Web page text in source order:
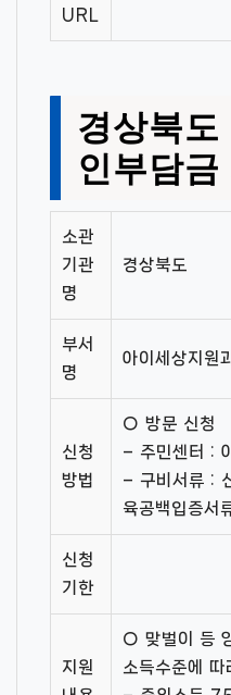
URL
경상북
인부담금
소관
기관
명
경상북도
부서
명
아이세상지원
신청
방법
○ 방문 신청
– 주민센터 :
– 구비서류 :
육공백입증서
신청
기한
지원
○ 맞벌이 등
소득수준에